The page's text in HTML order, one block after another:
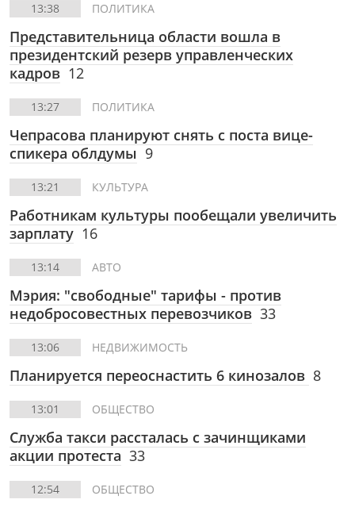
13:38 ПОЛИТИКА
Представительница области вошла в
президентский резерв управленческих
кадров 12
13:27 ПОЛИТИКА
Чепрасова планируют снять с поста вице-
спикера облдумы 9
13:21 КУЛЬТУРА
Работникам культуры пообещали увеличить
зарплату 16
13:14 АВТО
Мэрия: "свободные" тарифы - против
недобросовестных перевозчиков 33
13:06 НЕДВИЖИМОСТЬ
Планируется переоснастить 6 кинозалов 8
13:01 ОБЩЕСТВО
Служба такси рассталась с зачинщиками
акции протеста 33
12:54 ОБЩЕСТВО